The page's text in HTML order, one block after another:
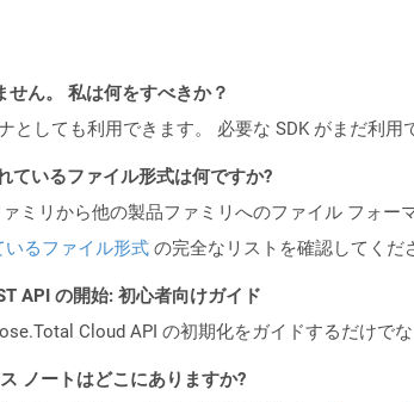
せん。 私は何をすべきか？
しても利用できます。 必要な SDK がまだ利用
ているファイル形式は何ですか?
ミリから他の製品ファミリへのファイル フォー
るファイル形式 の完全なリストを確認してくだ
API の開始: 初心者向けガイド
Cloud API の初期化をガイドするだけで
ノートはどこにありますか?